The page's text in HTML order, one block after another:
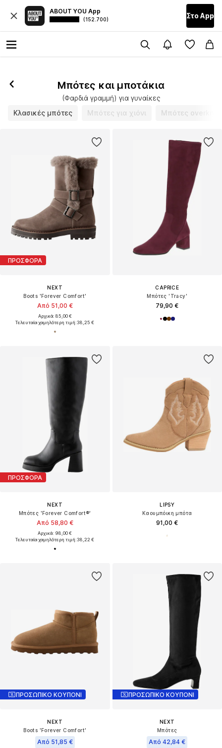
ABOUT YOU App
(152.700) Στο Αpp
Μπότες και μποτάκια
(Φαρδιά γραμμή) για γυναίκες
Κλασικές μπότες
Μπότες για χιόνι Μπότες overknee
ΠΡΟΣΦΟΡΑ
NEXT
Boots 'Forever Comfort'
Από 51,00 €
Αρχικά: 85,00 €
Τελευταία χαμηλότερη τιμή:38,25 €
CAPRICE
Μπότες 'Tracy'
79,90 €
ΠΡΟΣΦΟΡΑ
NEXT
Μπότες 'Forever Comfort®'
Από 58,80 €
Αρχικά: 98,00 €
Τελευταία χαμηλότερη τιμή:38,22 €
LIPSY
Καουμπόικη μπότα
91,00 €
ΠΡΟΣΩΠΙΚΟ ΚΟΥΠΟΝΙ
NEXT
Boots 'Forever Comfort'
Από 51,85 €
ΠΡΟΣΩΠΙΚΟ ΚΟΥΠΟΝΙ
NEXT
Μπότες
Από 42,84 €